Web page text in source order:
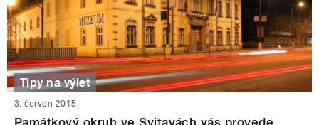
Tipy na výlet
3. červen 2015